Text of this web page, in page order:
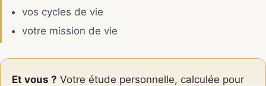
vos cycles de vie
votre mission de vie
Et vous ? Votre étude personnelle, calculée pour